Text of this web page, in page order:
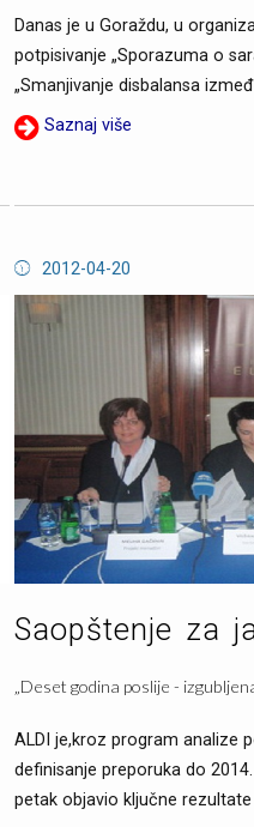
Danas je u Goraždu, u
potpisivanje „Sporazuma o
„Smanjivanje disbalansa
Saznaj više
2012-04-20
Saopštenje za
„Deset godina poslije -
ALDI je,kroz program analize
definisanje preporuka do
petak objavio ključne